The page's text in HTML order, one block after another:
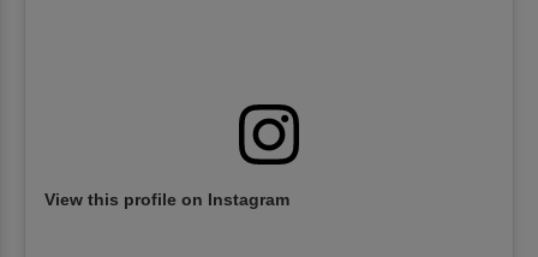
View this profile on Instagram